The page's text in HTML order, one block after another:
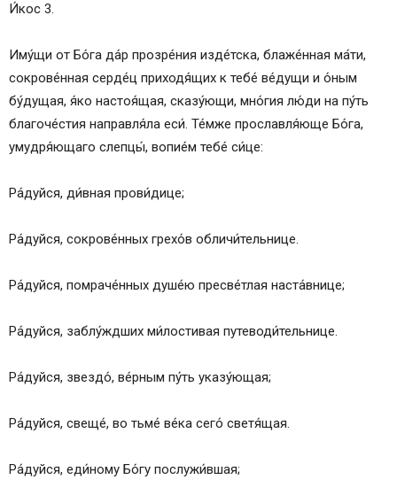
И́кос 3.
Иму́щи от Бо́га да́р прозре́ния изде́тска, блаже́нная ма́ти,
сокрове́нная серде́ц приходя́щих к тебе́ ве́дущи и о́ным
бу́дущая, я́ко настоя́щая, сказу́ющи, мно́гия лю́ди на пу́ть
благоче́стия направля́ла еси́. Те́мже прославля́юще Бо́га,
умудря́ющаго слепцы́, вопие́м тебе́ си́це:
Ра́дуйся, ди́вная прови́дице;
Ра́дуйся, сокрове́нных грехо́в обличи́тельнице.
Ра́дуйся, помраче́нных душе́ю пресве́тлая наста́внице;
Ра́дуйся, заблу́ждших ми́лостивая путеводи́тельнице.
Ра́дуйся, звездо́, ве́рным пу́ть указу́ющая;
Ра́дуйся, свеще́, во тьме́ ве́ка сего́ светя́щая.
Ра́дуйся, еди́ному Бо́гу послужи́вшая;